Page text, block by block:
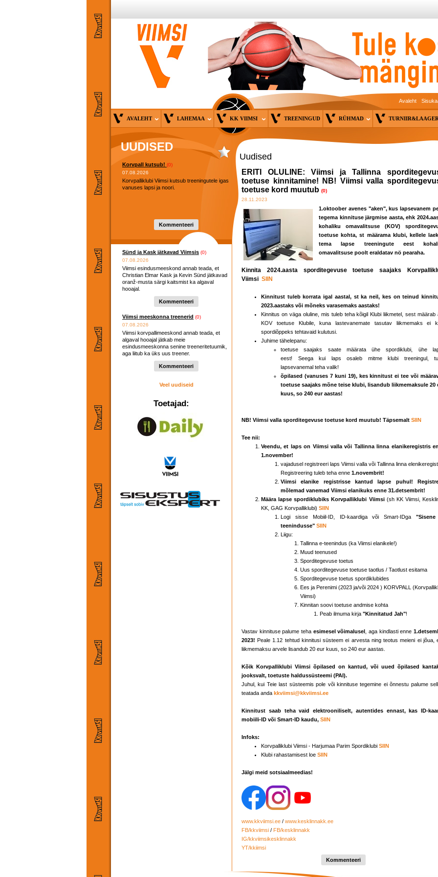
Avaleht
AVALEHT LAHEMAA KK VIIMSI TREENINGUD RÜHMAD
UUDISED
Korvpall kutsub! (0)
07.08.2026
Korvpalliklubi Viimsi kutsub treeningutele igas
vanuses lapsi ja noori.
Kommenteeri
Sünd ja Kask jätkavad Viimsis (0)
07.08.2026
Viimsi esindusmeeskond annab teada, et
Christian Elmar Kask ja Kevin Sünd jätkavad
oranž-musta särgi kaitsmist ka algaval
hooajal.
Kommenteeri
Viimsi meeskonna treenerid (0)
07.08.2026
Viimsi korvpallimeeskond annab teada, et
algaval hooajal jätkab meie
esindusmeeskonna senine treeneritetuumik,
aga liitub ka üks uus treener.
Kommenteeri
Veel uudiseid
Toetajad:
Uudised
ERITI OLULINE: Viimsi ja Tallinna
toetuse kinnitamine! NB! Viimsi valla
toetuse kord muutub (0)
28.11.2023
1.oktoober avenes "aken", kus lapsevanem
tegema kinnituse järgmise aasta, ehk
kohaliku omavalitsuse (KOV)
toetuse kohta, st määrama klubi, kellele
tema lapse treeningute eest
omavalitsuse poolt eraldatav nö pearaha.
Kinnita 2024.aasta sporditegevuse toetuse saajaks
Viimsi SIIN
Kinnitust tuleb korrata igal aastal, st ka neil, kes on teinud
2023.aastaks või mõneks varasemaks aastaks!
Kinnitus on väga oluline, mis tuleb teha kõigil Klubi liikmetel, sest määrab
KOV toetuse Klubile, kuna lastevanemate tasutav liikmemaks ei
spordiõppeks tehtavaid kulutusi.
Juhime tähelepanu:
toetuse saajaks saate määrata ühe spordiklubi, ühe
eest! Seega kui laps osaleb mitme klubi treeningul,
lapsevanemal teha valik!
õpilased (vanuses 7 kuni 19), kes kinnitust ei tee või
toetuse saajaks mõne teise klubi, lisandub liikmemaksule 20
kuus, so 240 eur aastas!
NB! Viimsi valla sporditegevuse toetuse kord muutub! Täpsemalt SIIN
Tee nii:
Veendu, et laps on Viimsi valla või Tallinna linna elanikeregistris
1.november!
vajadusel registreeri laps Viimsi valla või Tallinna linna
Registreering tuleb teha enne 1.novembrit!
Viimsi elanike registrisse kantud lapse puhul!
mõlemad vanemad Viimsi elanikuks enne 31.detsembrit!
Määra lapse spordiklubiks Korvpalliklubi Viimsi (sh KK Viimsi,
KK, GAG Korvpalliklubi) SIIN
Logi sisse Mobiil-ID, ID-kaardiga või Smart-IDga
teenindusse" SIIN
Liigu:
Tallinna e-teenindus (ka Viimsi elanikele!)
Muud teenused
Sporditegevuse toetus
Uus sporditegevuse toetuse taotlus / Taotlust esitama
Sporditegevuse toetus spordiklubides
Ees ja Perenimi (2023 ja/või 2024 ) KORVPALL
Viimsi)
Kinnitan soovi toetuse andmise kohta
​Peab ilmuma kirja "Kinnitatud Jah"!
Vastav kinnituse palume teha esimesel võimalusel , aga kindlasti enne
2023!Peale 1.12 tehtud kinnitusi süsteem ei arvesta ning teotus meieni ei jõua,
liikmemaksu arvele lisandub 20 eur kuus, so 240 eur aastas.
Kõik Korvpalliklubi Viimsi õpilased on kantud, või uued õpilased
jooksvalt, toetuste haldussüsteemi (PAI).
Juhul, kui Teie last süsteemis pole või kinnituse tegemine ei õnnestu palume
teatada anda kkviimsi@kkviimsi.ee
Kinnitust saab teha vaid elektrooniliselt, autentides ennast, kas ID-
mobiili-ID või Smart-ID kaudu, SIIN
Infoks:
Korvpalliklubi Viimsi - Harjumaa Parim Spordiklubi SIIN
Klubi rahastamisest loe SIIN
Jälgi meid sotsiaalmeedias!
www.kkviimsi.ee / www.kesklinnakk.ee
FB/kkviimsi / FB/kesklinnakk
IG/kkviimsikesklinnakk
YT/kkiimsi
Kommenteeri